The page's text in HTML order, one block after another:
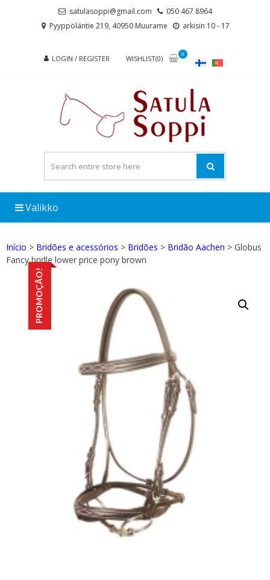
satulasoppi@gmail.com
050 467 8964
Pyyppöläntie 219, 40950 Muurame
arkisin 10 - 17
LOGIN / REGISTER WISHLIST(0)
0
Valikko
Início > Bridões e acessórios > Bridões > Bridão Aachen > Globus
Fancy bridle lower price pony brown
PROMOÇÃO!